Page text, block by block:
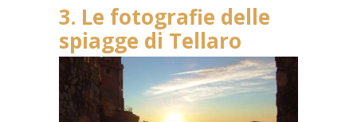
3. Le fotografie delle
spiagge di Tellaro